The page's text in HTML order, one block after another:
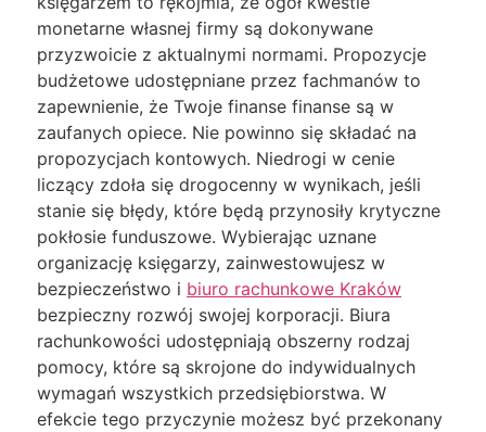
monetarne własnej firmy są dokonywane
przyzwoicie z aktualnymi normami. Propozycje
budżetowe udostępniane przez fachmanów to
zapewnienie, że Twoje finanse finanse są w
zaufanych opiece. Nie powinno się składać na
propozycjach kontowych. Niedrogi w cenie
liczący zdoła się drogocenny w wynikach, jeśli
stanie się błędy, które będą przynosiły krytyczne
pokłosie funduszowe. Wybierając uznane
organizację księgarzy, zainwestowujesz w
bezpieczeństwo i biuro rachunkowe Kraków
bezpieczny rozwój swojej korporacji. Biura
rachunkowości udostępniają obszerny rodzaj
pomocy, które są skrojone do indywidualnych
wymagań wszystkich przedsiębiorstwa. W
efekcie tego przyczynie możesz być przekonany